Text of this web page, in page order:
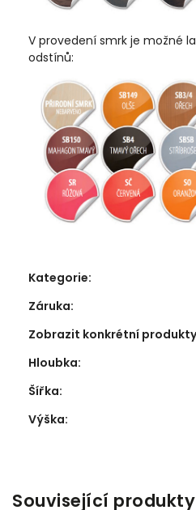
V provedení smrk je možné
odstínů:
Kategorie:
Záruka:
Zobrazit konkrétní produkty
Hloubka:
Šířka:
Výška:
Související produkty